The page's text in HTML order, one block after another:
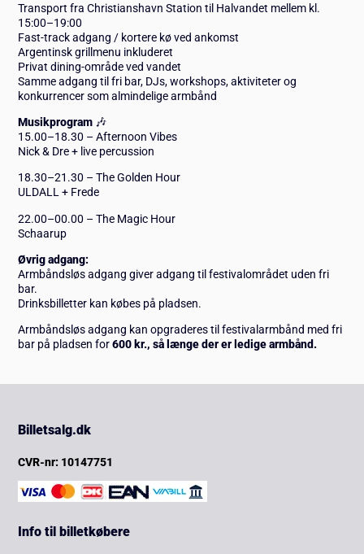
Transport fra Christianshavn Station til Halvandet mellem kl.
15:00–19:00
Fast-track adgang / kortere kø ved ankomst
Argentinsk grillmenu inkluderet
Privat dining-område ved vandet
Samme adgang til fri bar, DJs, workshops, aktiviteter og
konkurrencer som almindelige armbånd
Musikprogram 🎶
15.00–18.30 – Afternoon Vibes
Nick & Dre + live percussion
18.30–21.30 – The Golden Hour
ULDALL + Frede
22.00–00.00 – The Magic Hour
Schaarup
Øvrig adgang:
Armbåndsløs adgang giver adgang til festivalområdet uden fri
bar.
Drinksbilletter kan købes på pladsen.
Armbåndsløs adgang kan opgraderes til festivalarmbånd med fri
bar på pladsen for600 kr., så længe der er ledige armbånd.
Billetsalg.dk
CVR-nr: 10147751
Info til billetkøbere